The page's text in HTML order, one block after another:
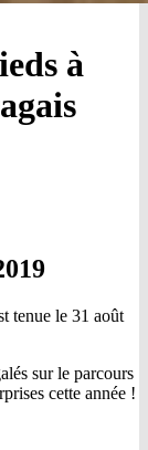
à
tenue le 31 août
sur le parcours
cette année !